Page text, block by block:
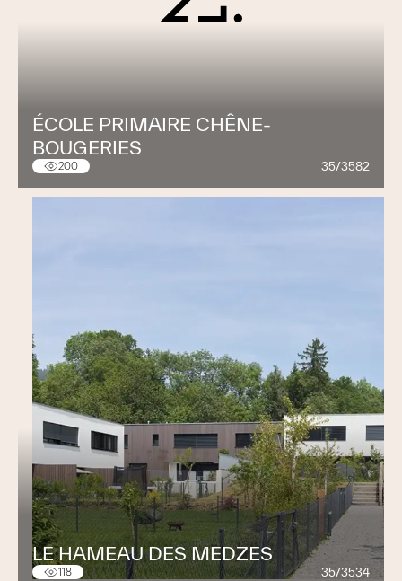
ÉCOLE PRIMAIRE CHÊNE-
BOUGERIES
200 35/3582
LE HAMEAU DES MEDZES
118 35/3534